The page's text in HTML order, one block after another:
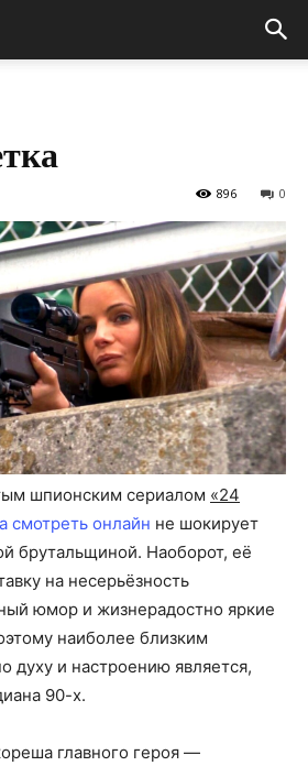
0
896
шпионским сериалом «24
смотреть онлайн не шокирует
брутальщиной. Наоборот, её
на несерьёзность
юмор и жизнерадостно яркие
наиболее близким
духу и настроению является,
90-х.
главного героя —